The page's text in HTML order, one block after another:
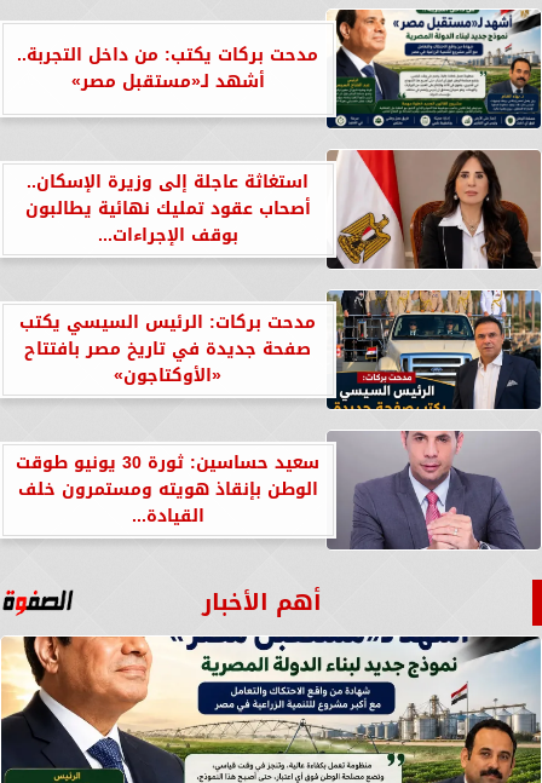
مدحت بركات يكتب: من داخل التجربة..
أشهد لـ«مستقبل مصر»
استغاثة عاجلة إلى وزيرة الإسكان..
أصحاب عقود تمليك نهائية يطالبون
بوقف الإجراءات...
مدحت بركات: الرئيس السيسي يكتب
صفحة جديدة في تاريخ مصر بافتتاح
«الأوكتاجون»
سعيد حساسين: ثورة 30 يونيو طوقت
الوطن بإنقاذ هويته ومستمرون خلف
القيادة...
أهم الأخبار